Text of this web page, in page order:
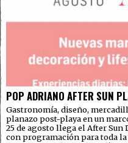
POP ADRIANO AFTER SUN
Gastronomía, diseño,
planazo post-playa en un
25 de agosto llega el After Sun
con programación para toda